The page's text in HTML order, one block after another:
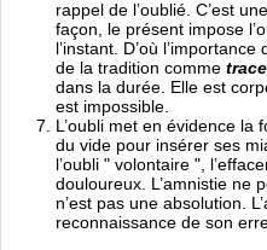
rappel de l’oublié. C’est
façon, le présent impose
l’instant. D’où
de la tradition comme
dans la durée. Elle est
est impossible.
L’oubli met en évidence la
du vide pour insérer ses
l’oubli " volontaire ",
douloureux. L’amnistie ne
n’est pas une absolution.
reconnaissance de son